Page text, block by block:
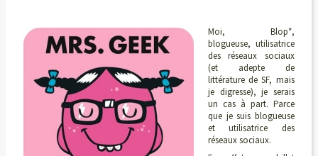
Moi, Blop*,
blogueuse, utilisatrice
des réseaux sociaux
(et adepte de
littérature de SF, mais
je digresse), je serais
un cas à part. Parce
que je suis blogueuse
et utilisatrice des
réseaux sociaux.